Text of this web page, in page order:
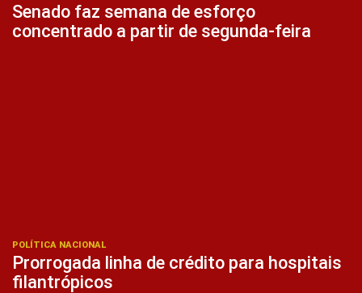
Senado faz semana de esforço
concentrado a partir de segunda-feira
POLÍTICA NACIONAL
Prorrogada linha de crédito para hospitais
filantrópicos